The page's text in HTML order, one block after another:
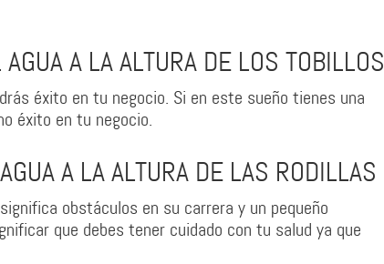
A LA ALTURA DE LOS TOBILLOS
éxito en tu negocio. Si en este sueño tienes una
éxito en tu negocio.
A LA ALTURA DE LAS RODILLAS
obstáculos en su carrera y un pequeño
que debes tener cuidado con tu salud ya que